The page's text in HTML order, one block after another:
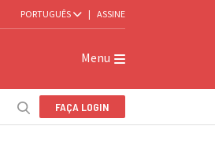
PORTUGUÊS | ASSINE
Menu
FAÇA LOGIN